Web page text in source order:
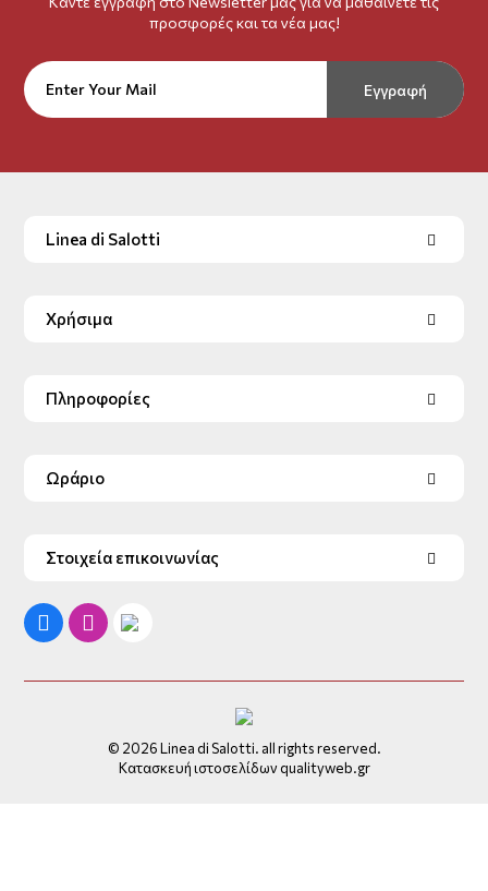
προσφορές και τα νέα μας!
Εγγραφή
Linea di Salotti
Χρήσιμα
Πληροφορίες
Ωράριο
Στοιχεία επικοινωνίας
© 2026 Linea di Salotti. all rights reserved.
Κατασκευή ιστοσελίδων qualityweb.gr